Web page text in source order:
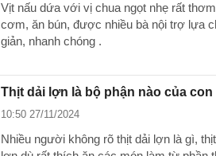
Vịt nấu dứa với vị chua ngọt nhẹ rất
cơm, ăn bún, được nhiều bà nội trợ lựa
giản, nhanh chóng .
Thịt dải lợn là bộ phận nào của
10:50 27/11/2024
Nhiều người không rõ thịt dải lợn là gì,